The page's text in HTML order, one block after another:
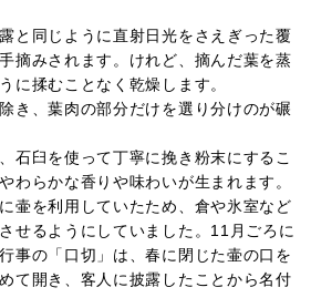
と同じように直射日光をさえぎった覆
摘みされます。けれど、摘んだ葉を蒸
に揉むことなく乾燥します。
き、葉肉の部分だけを選り分けのが碾
石臼を使って丁寧に挽き粉末にするこ
わらかな香りや味わいが生まれます。
壷を利用していたため、倉や氷室など
せるようにしていました。11月ごろに
事の「口切」は、春に閉じた壷の口を
て開き、客人に披露したことから名付